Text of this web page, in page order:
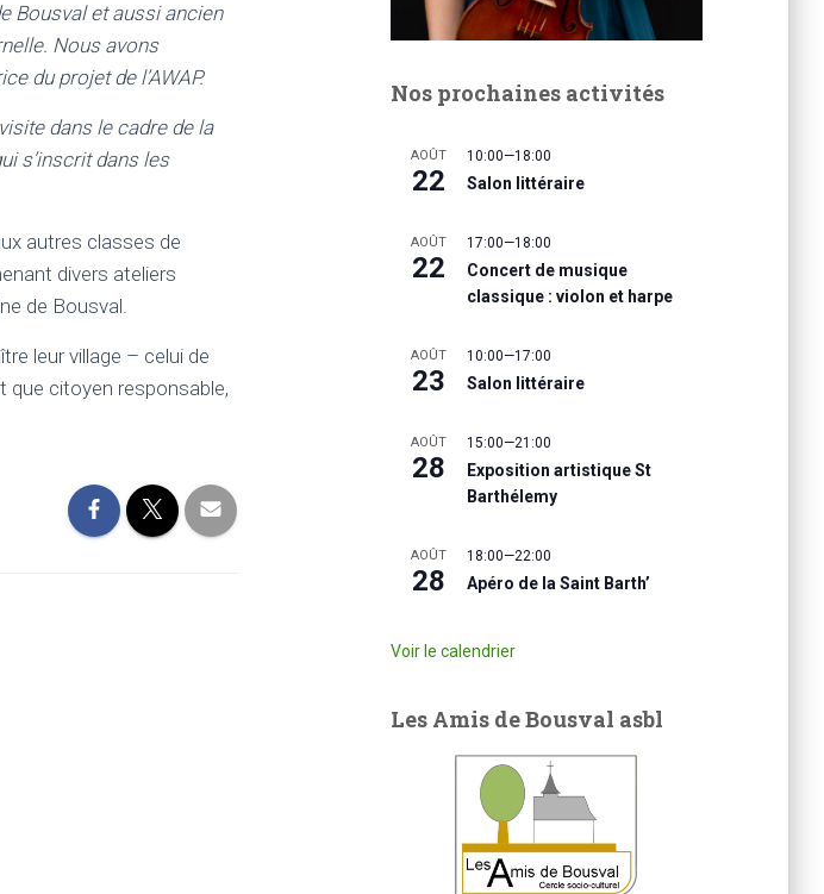
Bousval et aussi ancien
Nous avons
du projet de l’AWAP.
dans le cadre de la
s’inscrit dans les
autres classes de
divers ateliers
de Bousval.
leur village – celui de
que citoyen responsable,
Nos prochaines activités
AOÛT
22
10:00—18:00
Salon littéraire
AOÛT
22
17:00—18:00
Concert de musique
classique : violon et harpe
AOÛT
23
10:00—17:00
Salon littéraire
AOÛT
28
15:00—21:00
Exposition artistique St
Barthélemy
AOÛT
28
18:00—22:00
Apéro de la Saint Barth’
Voir le calendrier
Les Amis de Bousval asbl